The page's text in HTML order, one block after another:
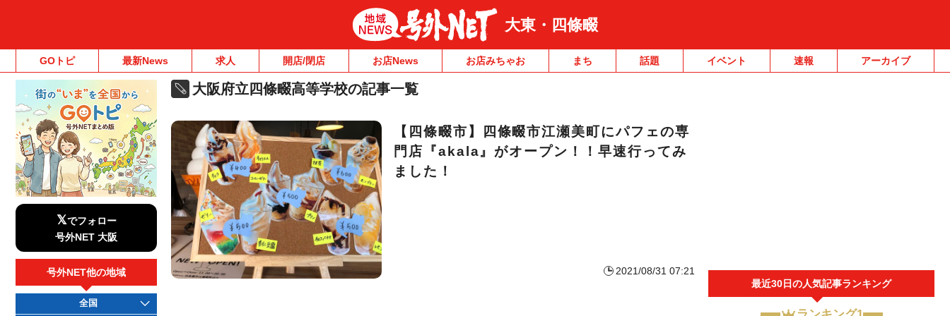
大東・四條畷
GOトピ 最新News 求人 開店/閉店 お店News お店みちゃお まち 話題 イベント 速報 アーカイブ
大阪府立四條畷高等学校の記事一覧
【四條畷市】四條畷市江瀬美町にパフェの専
門店『akala』がオープン！！早速行ってみ
ました！
2021/08/31 07:21
最近30日の人気記事ランキング
𝕏でフォロー
号外NET 大阪
号外NET他の地域
全国